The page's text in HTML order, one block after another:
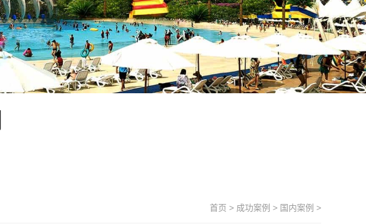
首页 > 成功案例 > 国内案例 >